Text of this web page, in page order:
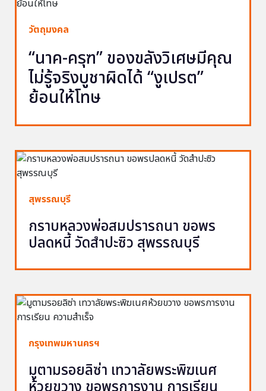
วัตถุมงคล
“นาค-ครุฑ” ของขลังวิเศษมีคุณ
ไม่รู้จริงบูชาผิดได้ “งูเปรต”
ย้อนให้โทษ
สุพรรณบุรี
กราบหลวงพ่อสมปรารถนา ขอพร
ปลดหนี้ วัดสำปะซิว สุพรรณบุรี
กรุงเทพมหานครฯ
มูตามรอยลิซ่า เทวาลัยพระพิฆเนศ